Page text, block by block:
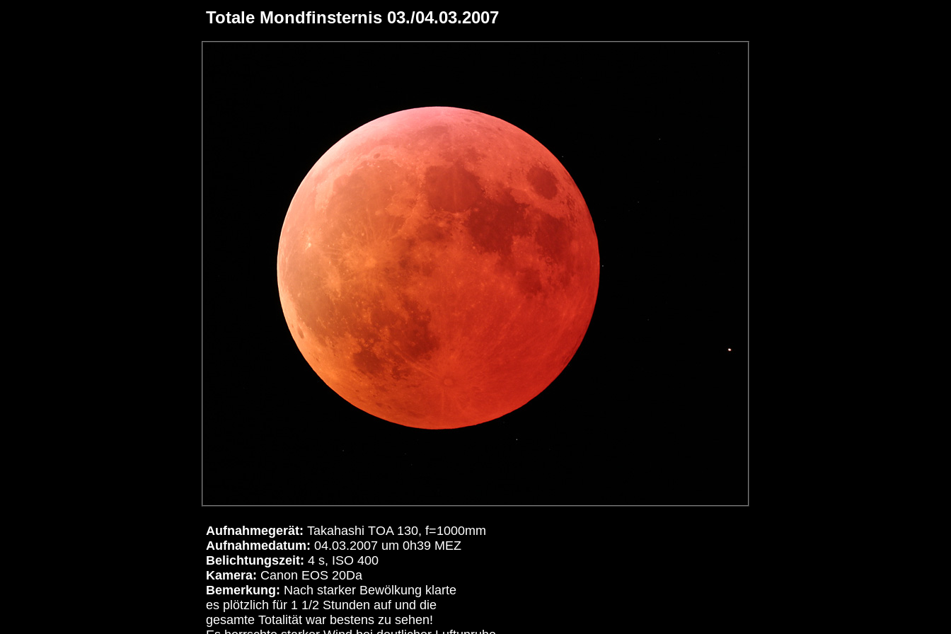
Totale Mondfinsternis 03./04.03.2007
Aufnahmegerät: Takahashi TOA 130, f=1000mm
Aufnahmedatum: 04.03.2007 um 0h39 MEZ
Belichtungszeit: 4 s, ISO 400
Kamera: Canon EOS 20Da
Bemerkung: Nach starker Bewölkung klarte
es plötzlich für 1 1/2 Stunden auf und die
gesamte Totalität war bestens zu sehen!